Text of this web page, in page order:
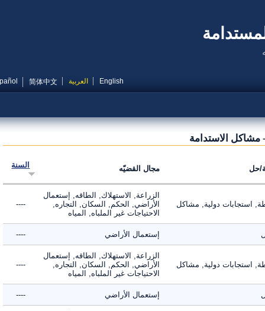
English العربية 简体中文
Español
الاستدامة
مجال القضيّه السنة
استجابات دولية, مشاكل
الزراعة, الاستهلاك, الطاقه, إستعمال
الأراضي, الحكم, السكان, التجاره,
الاحتياجات غير الملباه, المياه
----
إستعمال الأراضي ----
استجابات دولية, مشاكل
الزراعة, الاستهلاك, الطاقه, إستعمال
الأراضي, الحكم, السكان, التجاره,
الاحتياجات غير الملباه, المياه
----
إستعمال الأراضي ----